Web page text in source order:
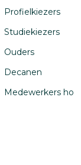
Profielkiezers
Studiekiezers
Ouders
Decanen
Medewerkers ho